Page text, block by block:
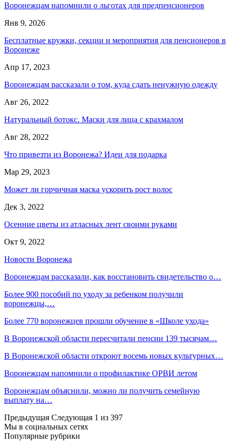
Воронежцам напомнили о льготах для предпенсионеров
Янв 9, 2026
Бесплатные кружки, секции и мероприятия для пенсионеров в
Воронеже
Апр 17, 2023
Воронежцам рассказали о том, куда сдать ненужную одежду
Авг 26, 2022
Натуральный ботокс. Маски для лица с крахмалом
Авг 28, 2022
Что привезти из Воронежа? Идеи для подарка
Мар 29, 2023
Может ли горчичная маска ускорить рост волос
Дек 3, 2022
Осенние цветы из атласных лент своими руками
Окт 9, 2022
Новости Воронежа
Воронежцам рассказали, как восстановить свидетельство о…
Более 900 пособий по уходу за ребенком получили
воронежцы,…
Более 770 воронежцев прошли обучение в «Школе ухода»
В Воронежской области пересчитали пенсии 139 тысячам…
В Воронежской области откроют восемь новых культурных…
Воронежцам напомнили о профилактике ОРВИ летом
Воронежцам объяснили, можно ли получить семейную
выплату на…
Предыдущая Следующая 1 из 397
Мы в социальных сетях
Популярные рубрики